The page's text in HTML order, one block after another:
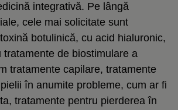
integrativă. Pe lângă
cele mai solicitate sunt
botulinică, cu acid hialuronic,
tratamente de biostimulare a
tratamente capilare, tratamente
în anumite probleme, cum ar fi
tratamente pentru pierderea în